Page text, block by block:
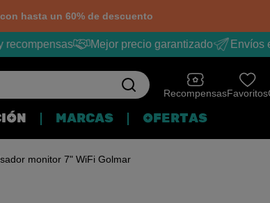
con hasta un 60% de descuento
Mejor precio garantizado Envíos
RecompensasFavoritos
MARCAS OFERTAS
monitor 7" WiFi Golmar